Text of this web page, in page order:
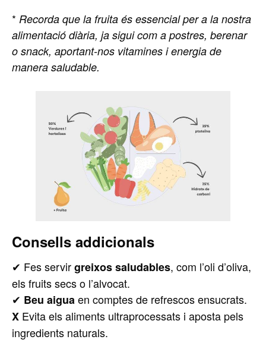
* Recorda que la fruita és essencial per a la nostra
alimentació diària, ja sigui com a postres, berenar
o snack, aportant-nos vitamines i energia de
manera saludable.
Consells addicionals
✔ Fes servirgreixos saludables, com l’oli d’oliva,
els fruits secs o l’alvocat.
✔ Beu aiguaen comptes de refrescos ensucrats.
X Evita els aliments ultraprocessats i aposta pels
ingredients naturals.